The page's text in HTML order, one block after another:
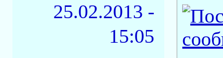
25.02.2013 -
15:05